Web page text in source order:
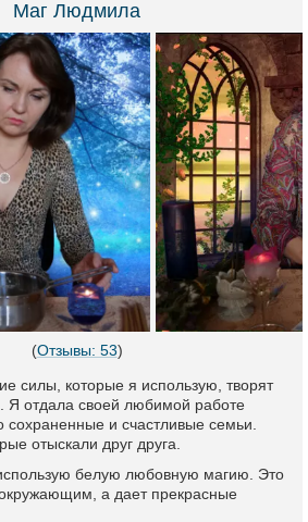
Маг Людмила
(Отзывы: 53)
силы, которые я использую, творят
Я отдала своей любимой работе
сохраненные и счастливые семьи.
отыскали друг друга.
белую любовную магию. Это
а дает прекрасные